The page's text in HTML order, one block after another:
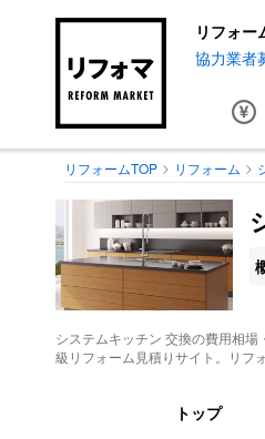
リフォー
協力業者
リフォームTOP リフォーム
システムキッチン 交換の費用相場
級リフォーム見積りサイト。リフ
トップ